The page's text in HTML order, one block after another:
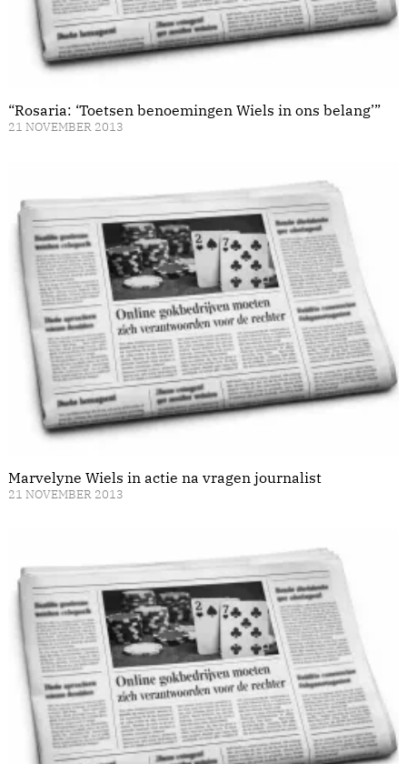
“Rosaria: ‘Toetsen benoemingen Wiels in ons belang’”
21 NOVEMBER 2013
Marvelyne Wiels in actie na vragen journalist
21 NOVEMBER 2013